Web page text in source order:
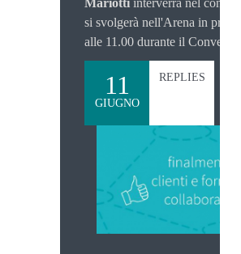
Mariotti interverrà nel
si svolgerà nell'Arena in
alle 11.00 durante il Convegno.
11
GIUGNO
REPLIES